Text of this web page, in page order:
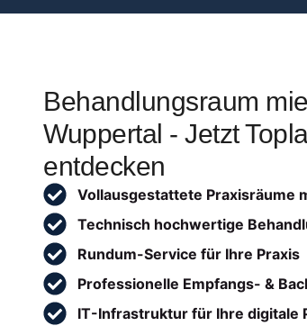
Behandlungsraum
Wuppertal - Jetzt
entdecken
Vollausgestattete Praxisräume
Technisch hochwertige
Rundum-Service für Ihre Praxis
Professionelle Empfangs- &
IT-Infrastruktur für Ihre digitale